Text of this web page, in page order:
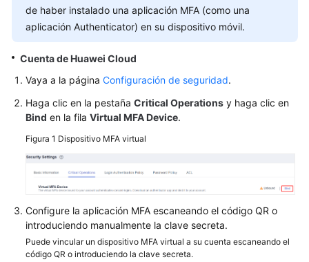
Agencias
de
Descripción
general
configuración
de
seguridad
Información
básica
Protección
de haber instalado una aplicación MFA (como una
aplicación Authenticator) en su dispositivo móvil.
Cuenta de Huawei Cloud
Vaya a la página Configuración de seguridad.
Haga clic en la pestaña Critical Operations y haga clic en
Bind en la fila Virtual MFA Device.
Figura 1 Dispositivo MFA virtual
Configure la aplicación MFA escaneando el código QR o
introduciendo manualmente la clave secreta.
Puede vincular un dispositivo MFA virtual a su cuenta escaneando el
código QR o introduciendo la clave secreta.